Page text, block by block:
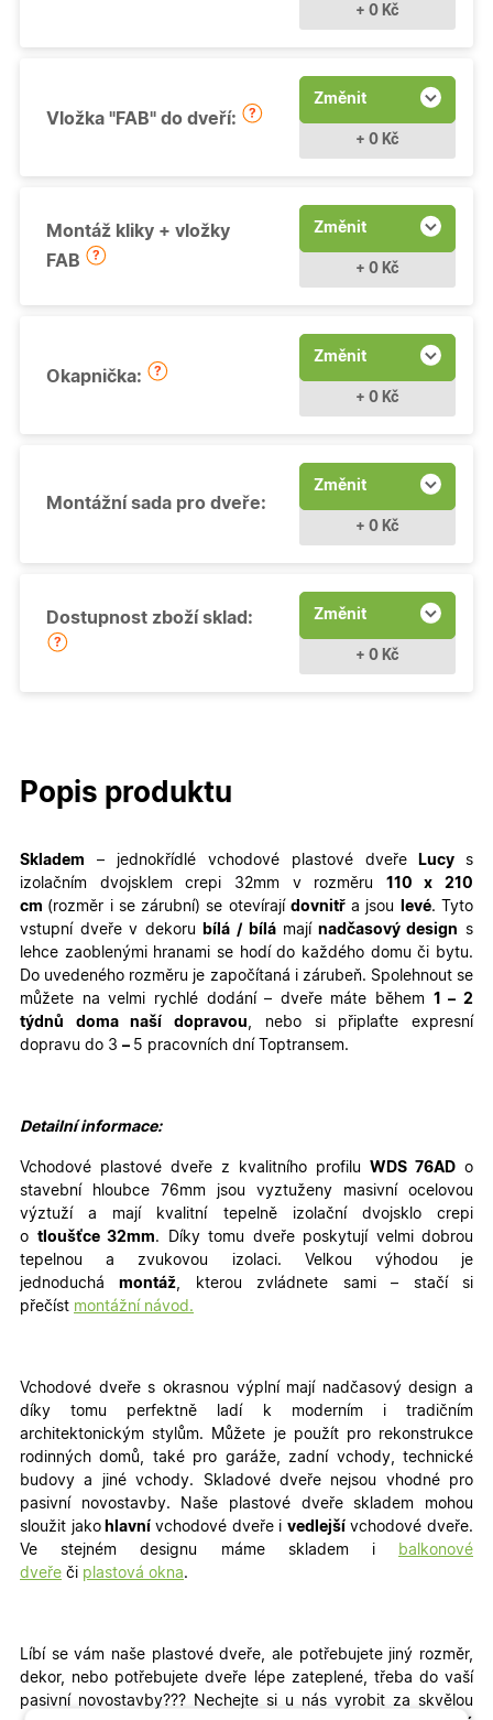
+ 0 Kč
Vložka "FAB" do dveří:
Změnit
+ 0 Kč
Montáž kliky + vložky
FAB
Změnit
+ 0 Kč
Okapnička:
Změnit
+ 0 Kč
Montážní sada pro dveře:
Změnit
+ 0 Kč
Dostupnost zboží sklad: Změnit
+ 0 Kč
Popis produktu
Skladem – jednokřídlé vchodové plastové dveře Lucy s
izolačním dvojsklem crepi 32mm v rozměru 110 x 210
cm (rozměr i se zárubní) se otevírají dovnitřa jsou levé. Tyto
vstupní dveře v dekoru
bílá / bílámají nadčasový design
s
lehce zaoblenými hranami se hodí do každého domu či bytu.
Do uvedeného rozměru je započítaná i zárubeň. Spolehnout se
můžete na velmi rychlé dodání – dveře máte během 1 – 2
týdnů doma naší dopravou, nebo si připlaťte expresní
dopravu do 3 – 5 pracovních dní Toptransem.
Detailní informace:
Vchodové plastové dveře z kvalitního profilu WDS 76AD o
stavební hloubce 76mm jsou vyztuženy masivní ocelovou
výztuží a mají kvalitní tepelně izolační dvojsklo crepi
o tloušťce 32mm. Díky tomu dveře poskytují velmi dobrou
tepelnou a zvukovou izolaci. Velkou výhodou je
jednoduchámontáž, kterou zvládnete sami – stačí si
přečíst montážní návod.
Vchodové dveře s okrasnou výplní mají nadčasový design a
díky tomu perfektně ladí k moderním i tradičním
architektonickým stylům. Můžete je použít pro rekonstrukce
rodinných domů, také pro garáže, zadní vchody, technické
budovy a jiné vchody. Skladové dveře nejsou vhodné pro
pasivní novostavby. Naše plastové dveře skladem mohou
sloužit jakohlavní vchodové dveře i vedlejší vchodové dveře.
Ve stejném designu máme skladem i
balkonové
dveře či plastová okna.
Líbí se vám naše plastové dveře, ale potřebujete jiný rozměr,
dekor, nebo potřebujete dveře lépe zateplené, třeba do vaší
pasivní novostavby???
Nechejte si u nás vyrobit za skvělou